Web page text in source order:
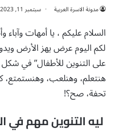
مدونة الاسرة العربية سبتمبر 11, 2023
السلام عليكم ، يا أمهات
لكم اليوم عرض يهز الأرض
هنتعلم، وهنلعب،
تحفة، صح؟!
ليه التنوين مهم في